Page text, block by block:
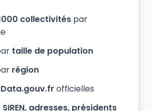
collectivités par
taille de population
région
Data.gouv.fr officielles
SIREN, adresses, présidents